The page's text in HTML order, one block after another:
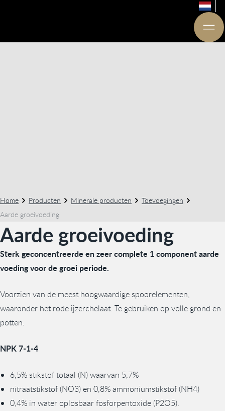
Home Producten Minerale producten
Toevoegingen
Aarde groeivoeding
Aarde groeivoeding
Sterk geconcentreerde en zeer complete 1 component aarde
voeding voor de groei periode.
Voorzien van de meest hoogwaardige spoorelementen,
waaronder het rode ijzerchelaat. Te gebruiken op volle grond en
potten.
NPK 7-1-4
6,5% stikstof totaal (N) waarvan 5,7%
nitraatstikstof (NO3) en 0,8% ammoniumstikstof (NH4)
0,4% in water oplosbaar fosforpentoxide (P2O5).